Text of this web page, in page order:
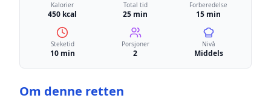
Kalorier
450 kcal
Total tid
25 min
Forberedelse
15 min
Steketid
10 min
Porsjoner
2
Nivå
Middels
Om denne retten